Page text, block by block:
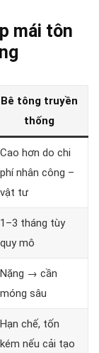
mái tôn
Bê tông truyền
thống
Cao hơn do chi
phí nhân công –
vật tư
1–3 tháng tùy
quy mô
Nặng → cần
móng sâu
Hạn chế, tốn
kém nếu cải tạo